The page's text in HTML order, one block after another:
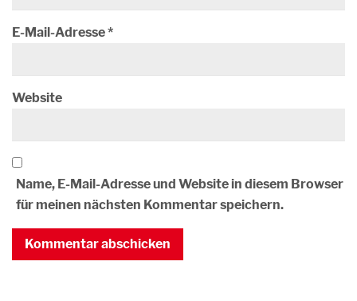
E-Mail-Adresse*
Website
Name, E-Mail-Adresse und Website in diesem Browser
für meinen nächsten Kommentar speichern.